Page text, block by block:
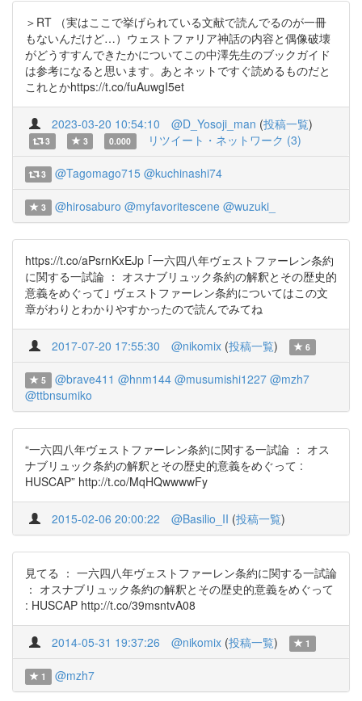
＞RT （実はここで挙げられている文献で読んでるのが一冊
もないんだけど…）ウェストファリア神話の内容と偶像破壊
がどうすすんできたかについてこの中澤先生のブックガイド
は参考になると思います。あとネットですぐ読めるものだと
これとかhttps://t.co/fuAuwgI5et
2023-03-20 10:54:10 @D_Yosoji_man (投稿一覧)
3 3 0.000 リツイート・ネットワーク (3)
3 @Tagomago715 @kuchinashi74
3 @hirosaburo @myfavoritescene @wuzuki_
https://t.co/aPsrnKxEJp ｢一六四八年ヴェストファーレン条約
に関する一試論 ： オスナブリュック条約の解釈とその歴史的
意義をめぐって｣ ヴェストファーレン条約についてはこの文
章がわりとわかりやすかったので読んでみてね
2017-07-20 17:55:30 @nikomix (投稿一覧) 6
5 @brave411 @hnm144 @musumishi1227 @mzh7
@ttbnsumiko
“一六四八年ヴェストファーレン条約に関する一試論 ： オス
ナブリュック条約の解釈とその歴史的意義をめぐって :
HUSCAP” http://t.co/MqHQwwwwFy
2015-02-06 20:00:22 @Basilio_II (投稿一覧)
見てる ： 一六四八年ヴェストファーレン条約に関する一試論
： オスナブリュック条約の解釈とその歴史的意義をめぐって
: HUSCAP http://t.co/39msntvA08
2014-05-31 19:37:26 @nikomix (投稿一覧) 1
1 @mzh7